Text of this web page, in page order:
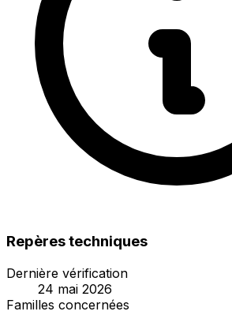
Repères techniques
Dernière vérification
24 mai 2026
Familles concernées